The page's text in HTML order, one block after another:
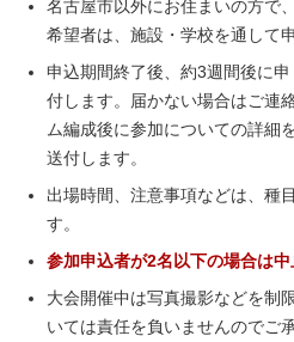
名古屋市以外にお住まいの方で
希望者は、施設・学校を通して
申込期間終了後、約3週間後に
付します。届かない場合はご連
ム編成後に参加についての詳細
送付します。
出場時間、注意事項などは、種
す。
参加申込者が2名以下の場合は中
大会開催中は写真撮影などを制
いては責任を負いませんのでご